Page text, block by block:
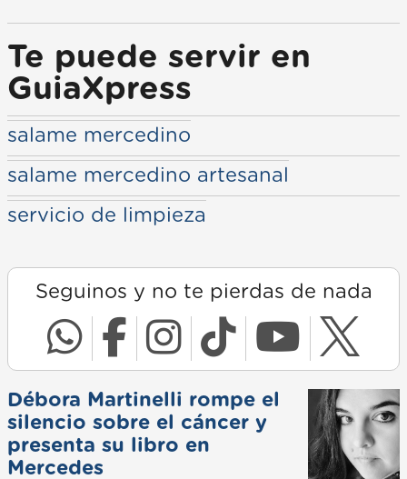
Te puede servir en
GuiaXpress
salame mercedino
salame mercedino artesanal
servicio de limpieza
Seguinos y no te pierdas de nada
Débora Martinelli rompe el
silencio sobre el cáncer y
presenta su libro en
Mercedes